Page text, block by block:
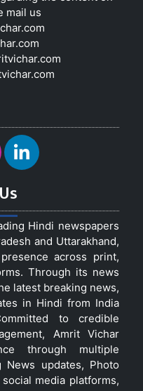
mail us
Hindi newspapers
and Uttarakhand,
across print,
Through its news
latest breaking news,
in Hindi from India
to credible
Amrit Vichar
through multiple
News updates, Photo
media platforms,